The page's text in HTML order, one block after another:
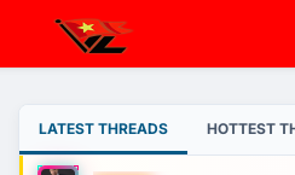
LATEST THREADS HOTTEST